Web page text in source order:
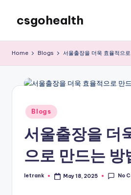
content
csgohealth
Home Blogs 서울출장을 더욱 효율적으
Posted
in
Blogs
서울출장을 더
으로 만드는 방
Posted
letrank May 18, 2025 No